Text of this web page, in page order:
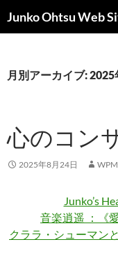
ン
ツ
ッ
Junko Ohtsu Web
索
月別アーカイブ: 2025
心のコン
2025年8月24日
Junko’s
音楽逍遥 ：《
クララ・シューマン